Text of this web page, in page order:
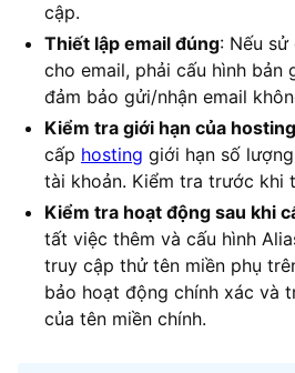
cập.
Thiết lập email đúng: Nếu
cho email, phải cấu hình bản
đảm bảo gửi/nhận email
Kiểm tra giới hạn của hosting
cấp hosting giới hạn số
tài khoản. Kiểm tra trước khi
Kiểm tra hoạt động sau khi
tất việc thêm và cấu hình
truy cập thử tên miền phụ
bảo hoạt động chính xác và
của tên miền chính.